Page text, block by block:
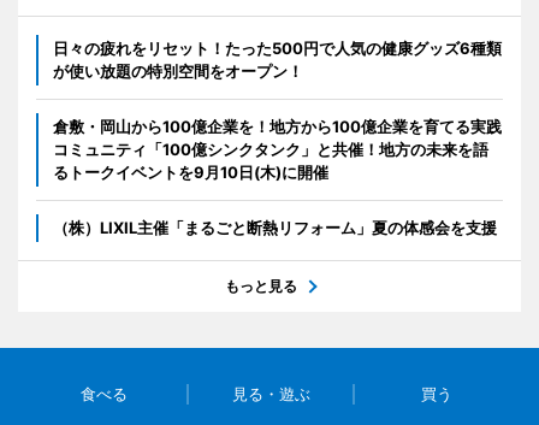
日々の疲れをリセット！たった500円で人気の健康グッズ6種類
が使い放題の特別空間をオープン！
倉敷・岡山から100億企業を！地方から100億企業を育てる実践
コミュニティ「100億シンクタンク」と共催！地方の未来を語
るトークイベントを9月10日(木)に開催
（株）LIXIL主催「まるごと断熱リフォーム」夏の体感会を支援
もっと見る
食べる 見る・遊ぶ 買う